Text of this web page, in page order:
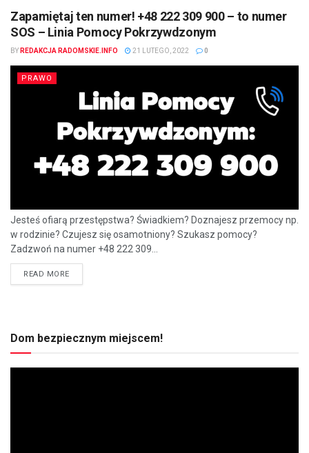
Zapamiętaj ten numer! +48 222 309 900 – to numer
SOS – Linia Pomocy Pokrzywdzonym
BY REDAKCJA RADOMSKIE.INFO 21 LUTEGO, 2022 0
PRAWO
Jesteś ofiarą przestępstwa? Świadkiem? Doznajesz przemocy np.
w rodzinie? Czujesz się osamotniony? Szukasz pomocy?
Zadzwoń na numer +48 222 309...
READ MORE
Dom bezpiecznym miejscem!